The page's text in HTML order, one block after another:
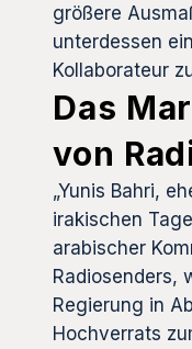
größere
unterdessen
Kollaborateur
Das
von
„Yunis Bahri,
irakischen
arabischer
Radiosenders,
Regierung in
Hochverrats